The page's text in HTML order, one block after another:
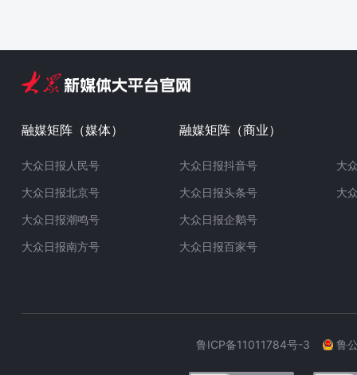
融媒矩阵（媒体）
大众日报人民号
大众日报北京号
大众日报潮鸣号
大众日报南方号
融媒矩阵（商业）
大众日报抖音号
大众日报头条号
大众日报企鹅号
大众日报百家号
大
大
鲁ICP备11011784号-3 鲁